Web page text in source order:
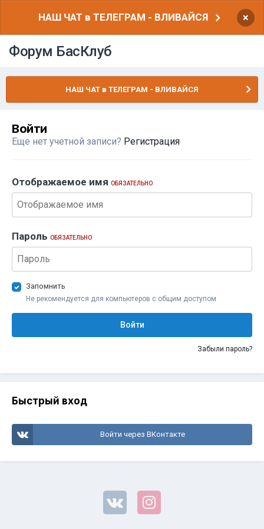
НАШ ЧАТ в ТЕЛЕГРАМ - ВЛИВАЙСЯ ×
Форум БасКлуб
НАШ ЧАТ в ТЕЛЕГРАМ - ВЛИВАЙСЯ
Войти
Еще нет учетной записи? Регистрация
Отображаемое имя ОБЯЗАТЕЛЬНО
Пароль ОБЯЗАТЕЛЬНО
Запомнить
Не рекомендуется для компьютеров с общим доступом
Войти
Забыли пароль?
Быстрый вход
Войти через ВКонтакте